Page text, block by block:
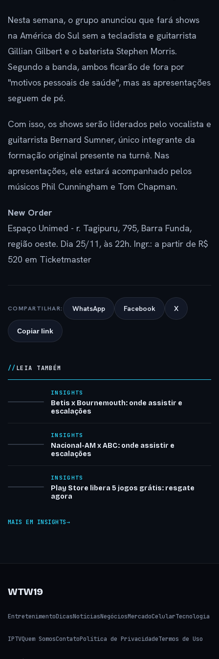
Nesta semana, o grupo anunciou que fará shows
na América do Sul sem a tecladista e guitarrista
Gillian Gilbert e o baterista Stephen Morris.
Segundo a banda, ambos ficarão de fora por
"motivos pessoais de saúde", mas as apresentações
seguem de pé.
Com isso, os shows serão liderados pelo vocalista e
guitarrista Bernard Sumner, único integrante da
formação original presente na turnê. Nas
apresentações, ele estará acompanhado pelos
músicos Phil Cunningham e Tom Chapman.
New Order
Espaço Unimed - r. Tagipuru, 795, Barra Funda,
região oeste. Dia 25/11, às 22h. Ingr.: a partir de R$
520 em Ticketmaster
COMPARTILHAR: WhatsApp Facebook X
Copiar link
LEIA TAMBÉM
INSIGHTS
Betis x Bournemouth: onde assistir e
escalações
INSIGHTS
Nacional-AM x ABC: onde assistir e
escalações
INSIGHTS
Play Store libera 5 jogos grátis: resgate
agora
MAIS EM INSIGHTS
WTW19
EntretenimentoDicasNotíciasNegóciosMercadoCelularTecnologia
IPTVQuem SomosContatoPolítica de PrivacidadeTermos de Uso